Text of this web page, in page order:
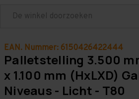
Zoeken
EAN. Nummer: 6150426422444
Palletstelling 3.500
x 1.100 mm (HxLXD)
Niveaus - Licht - T80